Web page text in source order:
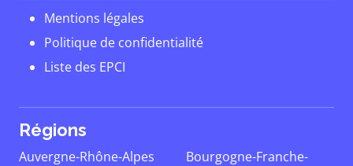
Mentions légales
Politique de confidentialité
Liste des EPCI
Régions
Auvergne-Rhône-Alpes
Bourgogne-Franche-